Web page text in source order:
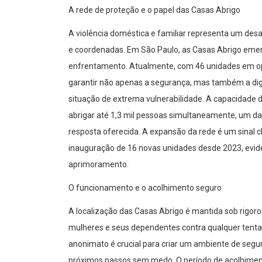
A rede de proteção e o papel das Casas Abrigo
A violência doméstica e familiar representa um
e coordenadas. Em São Paulo, as Casas Abrigo
enfrentamento. Atualmente, com 46 unidades em
garantir não apenas a segurança, mas também a
situação de extrema vulnerabilidade. A
abrigar até 1,3 mil pessoas simultaneamente, um
resposta oferecida. A expansão da rede é um sinal
inauguração de 16 novas unidades desde 2023,
aprimoramento.
O funcionamento e o acolhimento seguro
A localização das Casas Abrigo é mantida sob
mulheres e seus dependentes contra qualquer
anonimato é crucial para criar um ambiente de